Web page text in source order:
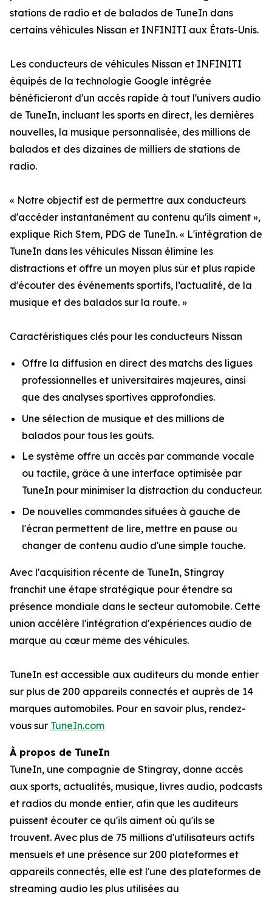
stations de radio et de balados de TuneIn dans
certains véhicules Nissan et INFINITI aux États-Unis.
Les conducteurs de véhicules Nissan et INFINITI
équipés de la technologie Google intégrée
bénéficieront d'un accès rapide à tout l'univers audio
de TuneIn, incluant les sports en direct, les dernières
nouvelles, la musique personnalisée, des millions de
balados et des dizaines de milliers de stations de
radio.
« Notre objectif est de permettre aux conducteurs
d'accéder instantanément au contenu qu'ils aiment »,
explique Rich Stern, PDG de TuneIn. « L'intégration de
TuneIn dans les véhicules Nissan élimine les
distractions et offre un moyen plus sûr et plus rapide
d'écouter des événements sportifs, l’actualité, de la
musique et des balados sur la route. »
Caractéristiques clés pour les conducteurs Nissan
Offre la diffusion en direct des matchs des ligues
professionnelles et universitaires majeures, ainsi
que des analyses sportives approfondies.
Une sélection de musique et des millions de
balados pour tous les goûts.
Le système offre un accès par commande vocale
ou tactile, grâce à une interface optimisée par
TuneIn pour minimiser la distraction du conducteur.
De nouvelles commandes situées à gauche de
l'écran permettent de lire, mettre en pause ou
changer de contenu audio d'une simple touche.
Avec l'acquisition récente de TuneIn, Stingray
franchit une étape stratégique pour étendre sa
présence mondiale dans le secteur automobile. Cette
union accélère l'intégration d'expériences audio de
marque au cœur même des véhicules.
TuneIn est accessible aux auditeurs du monde entier
sur plus de 200 appareils connectés et auprès de 14
marques automobiles. Pour en savoir plus, rendez-
vous sur TuneIn.com
À propos de TuneIn
TuneIn, une compagnie de Stingray, donne accès
aux sports, actualités, musique, livres audio, podcasts
et radios du monde entier, afin que les auditeurs
puissent écouter ce qu'ils aiment où qu'ils se
trouvent. Avec plus de 75 millions d'utilisateurs actifs
mensuels et une présence sur 200 plateformes et
appareils connectés, elle est l'une des plateformes de
streaming audio les plus utilisées au